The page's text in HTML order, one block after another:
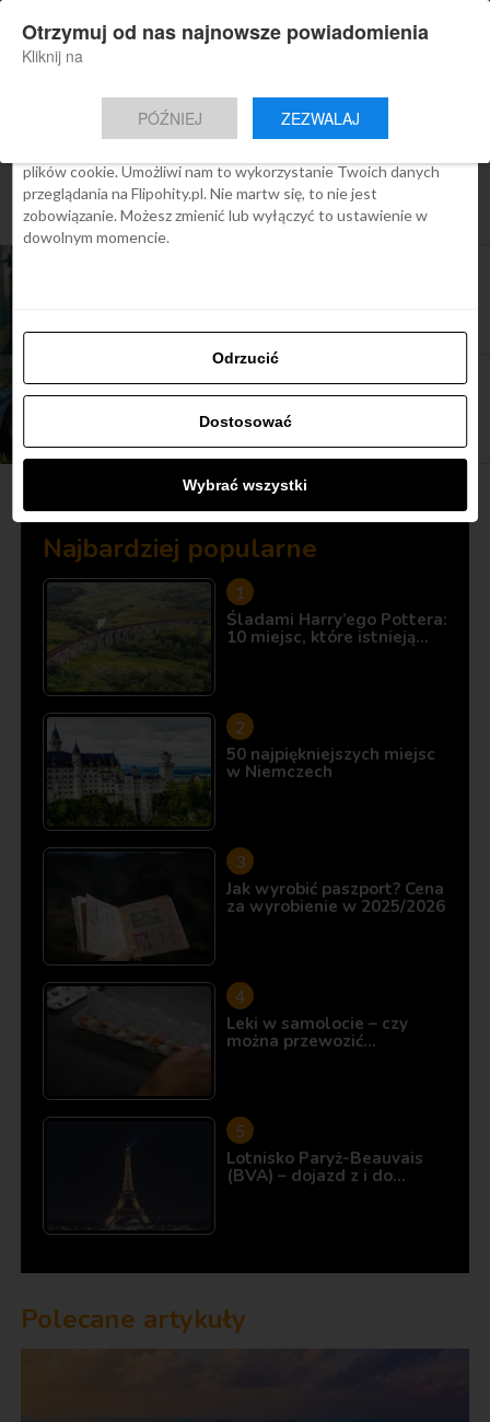
Nowa aplikacja Flipohity
Aktualne wiadomości, artykuły, TOP
Instalacja
All posts tagged "atrakcje na sri
lance"
LOT poleci na Sri Lankę
Najbardziej popularne
Śladami Harry’ego Pottera:
10 miejsc, które istnieją…
50 najpiękniejszych miejsc
w Niemczech
Jak wyrobić paszport? Cena
za wyrobienie w 2025/2026
Leki w samolocie – czy
można przewozić…
Lotnisko Paryż-Beauvais
(BVA) – dojazd z i do…
Polecane artykuły
Zgoda Szczegóły O cookies
Ta strona używa plików cookies
We Flipo robimy wszystko, aby pokazać Ci tylko te treści, które
plików cookie. Umożliwi nam to wykorzystanie Twoich danych
przeglądania na Flipohity.pl. Nie martw się, to nie jest
zobowiązanie. Możesz zmienić lub wyłączyć to ustawienie w
dowolnym momencie.
Odrzucić
Dostosować
Wybrać wszystki
Otrzymuj od nas najnowsze powiadomienia
Kliknij na
PÓŹNIEJ ZEZWALAJ